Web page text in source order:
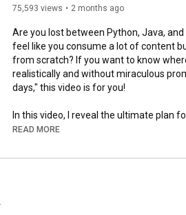
75,593 views 2 months ago
Are you lost between Python, Java,
feel like you consume a lot of content
from scratch? If you want to know
realistically and without miraculous
days," this video is for you!
In this video, I reveal the ultimate plan
from zero to becoming a real
I'll show you why programming logic is
READ MORE